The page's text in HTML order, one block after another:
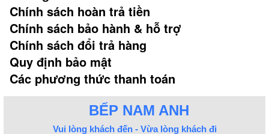
Chính sách hoàn trả tiền
Chính sách bảo hành & hỗ trợ
Chính sách đổi trả hàng
Quy định bảo mật
Các phương thức thanh toán
BẾP NAM ANH
Vui lòng khách đến - Vừa lòng khách đi